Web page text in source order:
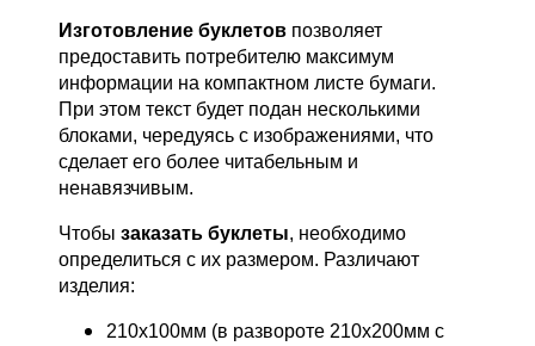
Изготовление буклетов позволяет
предоставить потребителю максимум
информации на компактном листе бумаги.
При этом текст будет подан несколькими
блоками, чередуясь с изображениями, что
сделает его более читабельным и
ненавязчивым.
Чтобызаказать буклеты, необходимо
определиться с их размером. Различают
изделия:
210х100мм (в развороте 210х200мм с